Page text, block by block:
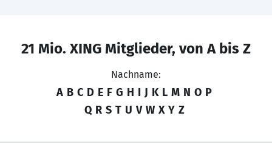
21 Mio. XING Mitglieder, von A bis Z
Nachname:
A B C D E F G H I J K L M N O P
Q R S T U V W X Y Z